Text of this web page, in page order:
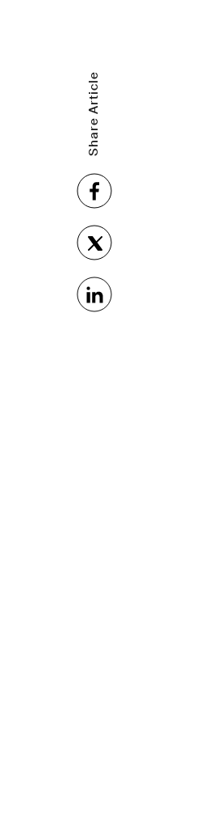
Share Article